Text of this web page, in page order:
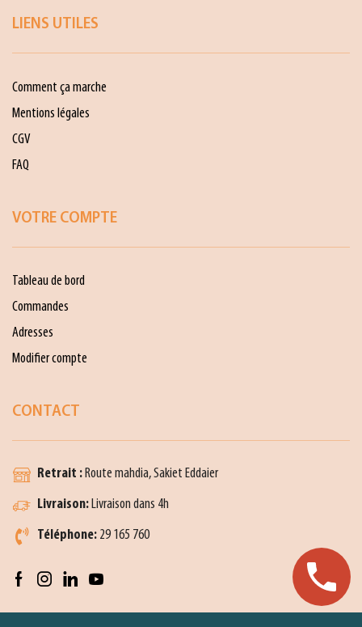
LIENS UTILES
Comment ça marche
Mentions légales
CGV
FAQ
VOTRE COMPTE
Tableau de bord
Commandes
Adresses
Modifier compte
CONTACT
Retrait : Route mahdia, Sakiet Eddaier
Livraison: Livraison dans 4h
Téléphone: 29 165 760